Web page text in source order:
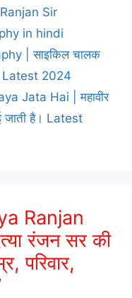
Sir
in hindi
| साइकिल चालक
Latest 2024
Jata Hai | महावीर
जाती है। Latest
Ranjan
रंजन सर की
परिवार,